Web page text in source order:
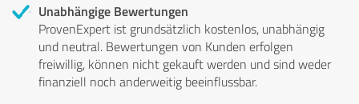
Unabhängige Bewertungen
ProvenExpert ist grundsätzlich kostenlos, unabhängig
und neutral. Bewertungen von Kunden erfolgen
freiwillig, können nicht gekauft werden und sind weder
finanziell noch anderweitig beeinflussbar.